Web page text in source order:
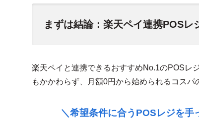
まずは結論：楽天ペイ連携POSレ
楽天ペイと連携できるおすすめNo.1のPOSレ
もかかわらず、月額0円から始められるコスパ
＼希望条件に合うPOSレジを手